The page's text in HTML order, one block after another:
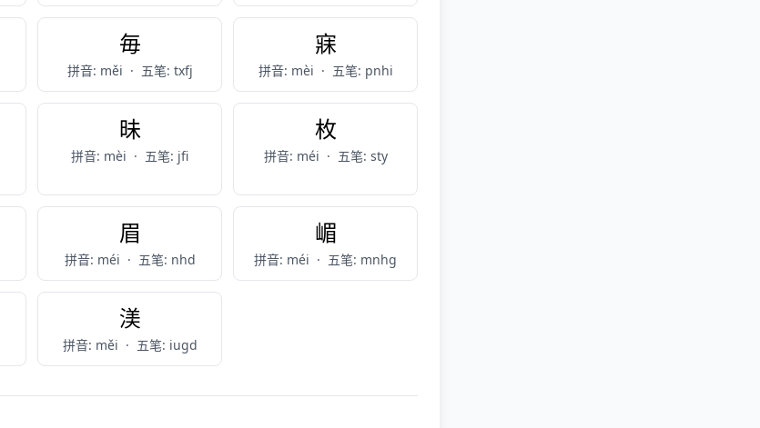
毎
拼音: měi · 五笔: txfj
寐
拼音: mèi · 五笔: pnhi
昧
拼音: mèi · 五笔: jfi
枚
拼音: méi · 五笔: sty
眉
拼音: méi · 五笔: nhd
嵋
拼音: méi · 五笔: mnhg
渼
拼音: měi · 五笔: iugd